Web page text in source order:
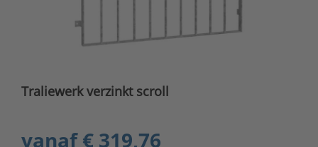
Traliewerk verzinkt scroll
vanaf€ 319,76